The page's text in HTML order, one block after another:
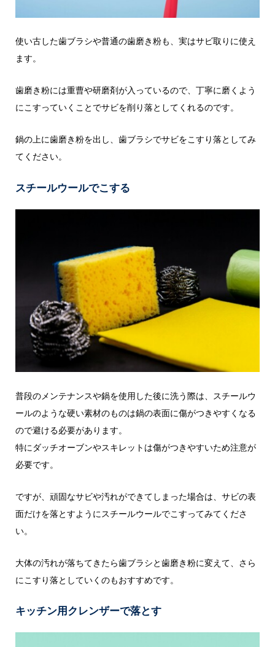
使い古した歯ブラシや普通の歯磨き粉も、実はサビ取りに使え
ます。
歯磨き粉には重曹や研磨剤が入っているので、丁寧に磨くよう
にこすっていくことでサビを削り落としてくれるのです。
鍋の上に歯磨き粉を出し、歯ブラシでサビをこすり落としてみ
てください。
スチールウールでこする
普段のメンテナンスや鍋を使用した後に洗う際は、スチールウ
ールのような硬い素材のものは鍋の表面に傷がつきやすくなる
ので避ける必要があります。
特にダッチオーブンやスキレットは傷がつきやすいため注意が
必要です。
ですが、頑固なサビや汚れができてしまった場合は、サビの表
面だけを落とすようにスチールウールでこすってみてくださ
い。
大体の汚れが落ちてきたら歯ブラシと歯磨き粉に変えて、さら
にこすり落としていくのもおすすめです。
キッチン用クレンザーで落とす